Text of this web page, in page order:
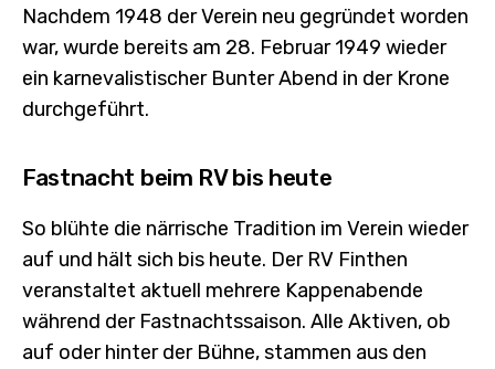
Nachdem 1948 der Verein neu gegründet worden
war, wurde bereits am 28. Februar 1949 wieder
ein karnevalistischer Bunter Abend in der Krone
durchgeführt.
Fastnacht beim RV bis heute
So blühte die närrische Tradition im Verein wieder
auf und hält sich bis heute. Der RV Finthen
veranstaltet aktuell mehrere Kappenabende
während der Fastnachtssaison. Alle Aktiven, ob
auf oder hinter der Bühne, stammen aus den